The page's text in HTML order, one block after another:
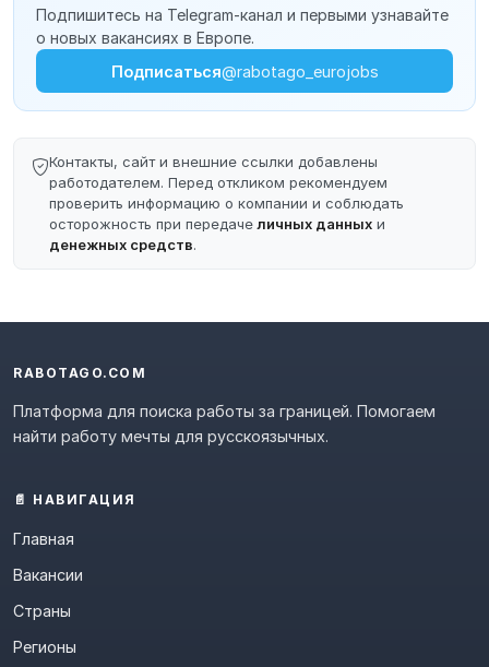
Подпишитесь на Telegram-канал и первыми узнавайте
о новых вакансиях в Европе.
Подписаться@rabotago_eurojobs
Контакты, сайт и внешние ссылки добавлены
работодателем. Перед откликом рекомендуем
проверить информацию о компании и соблюдать
осторожность при передачеличных данных и
денежных средств.
RABOTAGO.COM
Платформа для поиска работы за границей. Помогаем
найти работу мечты для русскоязычных.
📄 НАВИГАЦИЯ
Главная
Вакансии
Страны
Регионы